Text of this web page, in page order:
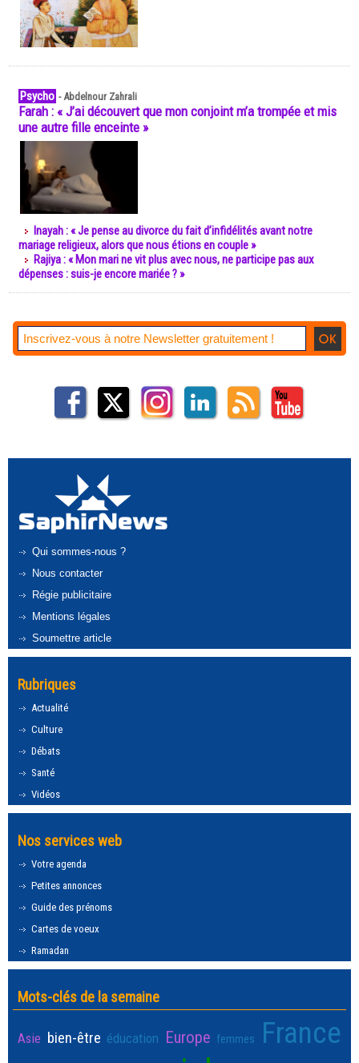
Psycho -Abdelnour Zahrali
Farah : « J’ai découvert que mon conjoint m’a trompée et mis
une autre fille enceinte »
Inayah : « Je pense au divorce du fait d’infidélités avant notre
mariage religieux, alors que nous étions en couple »
Rajiya : « Mon mari ne vit plus avec nous, ne participe pas aux
dépenses : suis-je encore mariée ? »
Qui sommes-nous ?
Nous contacter
Régie publicitaire
Mentions légales
Soumettre article
Rubriques
Actualité
Culture
Débats
Santé
Vidéos
Nos services web
Votre agenda
Petites annonces
Guide des prénoms
Cartes de voeux
Ramadan
Mots-clés de la semaine
Asie bien-être éducation Europe femmes France